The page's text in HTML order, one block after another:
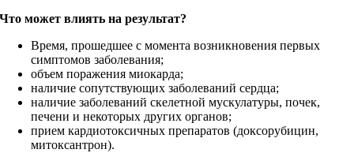
Что может влиять на результат?
Время, прошедшее с момента возникновения первых
симптомов заболевания;
объем поражения миокарда;
наличие сопутствующих заболеваний сердца;
наличие заболеваний скелетной мускулатуры, почек,
печени и некоторых других органов;
прием кардиотоксичных препаратов (доксорубицин,
митоксантрон).